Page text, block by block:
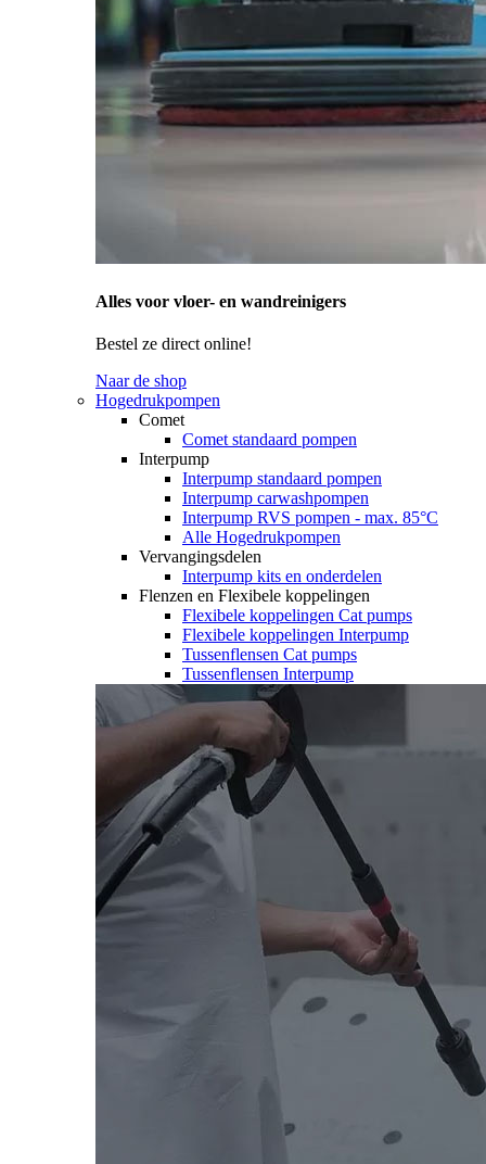
Alles voor vloer- en wandreinigers
Bestel ze direct online!
Naar de shop
Hogedrukpompen
Comet
Comet standaard pompen
Interpump
Interpump standaard pompen
Interpump carwashpompen
Interpump RVS pompen - max. 85°C
Alle Hogedrukpompen
Vervangingsdelen
Interpump kits en onderdelen
Flenzen en Flexibele koppelingen
Flexibele koppelingen Cat pumps
Flexibele koppelingen Interpump
Tussenflensen Cat pumps
Tussenflensen Interpump